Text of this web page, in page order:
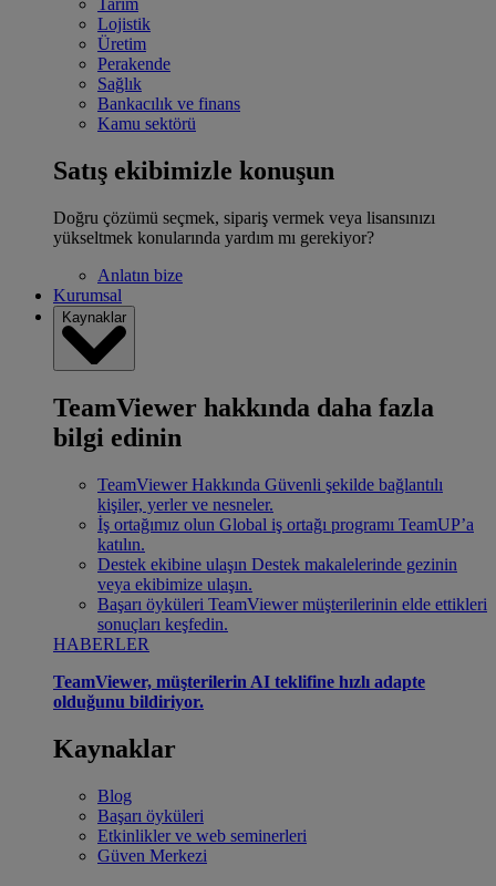
Tarım
Lojistik
Üretim
Perakende
Sağlık
Bankacılık ve finans
Kamu sektörü
Satış ekibimizle konuşun
Doğru çözümü seçmek, sipariş vermek veya lisansınızı
yükseltmek konularında yardım mı gerekiyor?
Anlatın bize
Kurumsal
Kaynaklar
TeamViewer hakkında daha fazla
bilgi edinin
TeamViewer Hakkında Güvenli şekilde bağlantılı
kişiler, yerler ve nesneler.
İş ortağımız olun Global iş ortağı programı TeamUP’a
katılın.
Destek ekibine ulaşın Destek makalelerinde gezinin
veya ekibimize ulaşın.
Başarı öyküleri TeamViewer müşterilerinin elde ettikleri
sonuçları keşfedin.
HABERLER
TeamViewer, müşterilerin AI teklifine hızlı adapte
olduğunu bildiriyor.
Kaynaklar
Blog
Başarı öyküleri
Etkinlikler ve web seminerleri
Güven Merkezi